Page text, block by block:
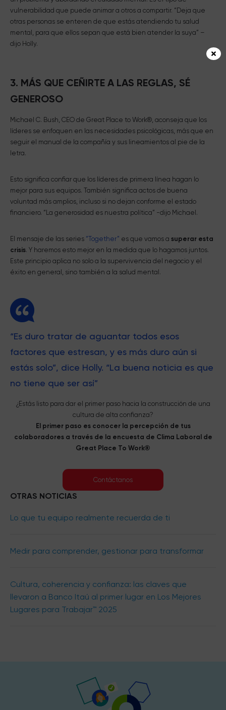
vulnerabilidad que puede animar a otros a compartir. “Deja que
otras personas se enteren de que estás atendiendo tu salud
mental, para que ellos sepan que está bien atender la suya” –
dijo Holly.
3. MÁS QUE CEÑIRTE A LAS REGLAS, SÉ
GENEROSO
Michael C. Bush, CEO de Great Place to Work®, aconseja que los
líderes se enfoquen en las necesidades psicológicas, más que en
seguir el manual de la compañía y sus lineamientos al pie de la
letra.
Esto significa confiar que los líderes de primera línea hagan lo
mejor para sus equipos. También significa actos de buena
voluntad más amplios, incluso si no dejan conforme el estado
financiero. “La generosidad es nuestra política” -dijo Michael.
El mensaje de las series “Together” es que vamos a superar esta
crisis. Y haremos esto mejor en la medida que lo hagamos juntos.
Este principio aplica no solo a la supervivencia del negocio y el
éxito en general, sino también a la salud mental.
“Es duro tratar de aguantar todos esos
factores que estresan, y es más duro aún si
estás solo”, dice Holly. “La buena noticia es que
no tiene que ser así”
¿Estás listo para dar el primer paso hacia la construcción de una
cultura de alta confianza?
El primer paso es conocer la percepción de tus
colaboradores a través de la encuesta de Clima Laboral de
Great Place To Work®
Contáctanos
OTRAS NOTICIAS
Lo que tu equipo realmente recuerda de ti
Medir para comprender, gestionar para transformar
Cultura, coherencia y confianza: las claves que
llevaron a Banco Itaú al primer lugar en Los Mejores
Lugares para Trabajar™ 2025